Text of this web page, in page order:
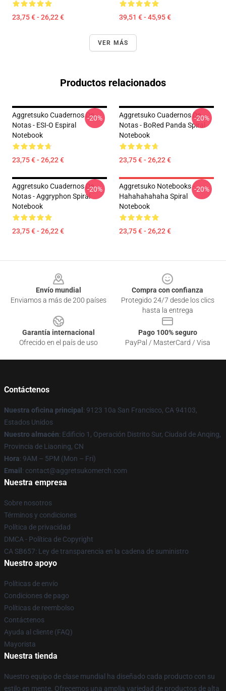
23,75 € - 26,22 € 39,51 € - 45,95 €
VER MÁS
Productos relacionados
Aggretsuko Cuadernos De
Notas - ESI-O Espiral
Notebook
23,75 € - 26,22 €
-20%
Aggretsuko Cuadernos De
Notas - BoRed Panda Spiral
Notebook
23,75 € - 26,22 €
-20%
Aggretsuko Cuadernos De
Notas - Aggryphon Spiral
Notebook
23,75 € - 26,22 €
-20%
Aggretsuko Notebooks -
Hahahahahaha Spiral
Notebook
23,75 € - 26,22 €
-20%
Envío mundial
Enviamos a más de 200 países
Compra con confianza
Protegido 24/7 desde los clics
hasta la entrega
Garantía internacional
Ofrecido en el país de uso
Pago 100% seguro
PayPal / MasterCard / Visa
Contáctenos
Nuestra oficina principal : 9123 10a San Francisco, CA 94103,
Estados Unidos
Nuestro almacén: Edificio 1, Operación Distrito Sur, Ciudad de Anqing,
Provincia de Liaoning, CN
Hora: 9AM – 5PM (Mon – Fri)
Email : contact@aggretsukomerch.com
Nuestra empresa
Sobre nosotros
Términos y condiciones
Política de privacidad
DMCA - Política de Copyright
CA SB657: Ley de transparencia en la cadena de suministro
Nuestro apoyo
Políticas de envío
Condiciones de pago
Políticas de reembolso
Contáctenos
Ayuda al cliente (FAQ)
Mayorista
Nuestra tienda
Nuestro equipo de clase mundial ha diseñado cada producto con su
estilo en mente. Ofrecemos una amplia variedad de productos de alta